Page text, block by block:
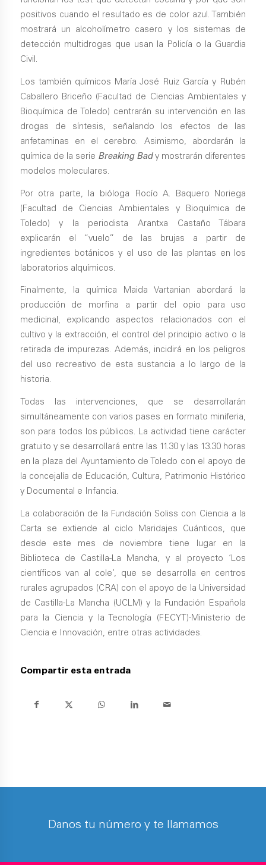
positivos cuando el resultado es de color azul. También
mostrará un alcoholímetro casero y los sistemas de
detección multidrogas que usan la Policía o la Guardia
Civil.
Los también químicos María José Ruiz García y Rubén
Caballero Briceño (Facultad de Ciencias Ambientales y
Bioquímica de Toledo) centrarán su intervención en las
drogas de síntesis, señalando los efectos de las
anfetaminas en el cerebro. Asimismo, abordarán la
química de la serie Breaking Bady mostrarán diferentes
modelos moleculares.
Por otra parte, la bióloga Rocío A. Baquero Noriega
(Facultad de Ciencias Ambientales y Bioquímica de
Toledo) y la periodista Arantxa Castaño Tábara
explicarán el “vuelo” de las brujas a partir de
ingredientes botánicos y el uso de las plantas en los
laboratorios alquímicos.
Finalmente, la química Maida Vartanian abordará la
producción de morfina a partir del opio para uso
medicinal, explicando aspectos relacionados con el
cultivo y la extracción, el control del principio activo o la
retirada de impurezas. Además, incidirá en los peligros
del uso recreativo de esta sustancia a lo largo de la
historia.
Todas las intervenciones, que se desarrollarán
simultáneamente con varios pases en formato miniferia,
son para todos los públicos. La actividad tiene carácter
gratuito y se desarrollará entre las 11.30 y las 13.30 horas
en la plaza del Ayuntamiento de Toledo con el apoyo de
la concejalía de Educación, Cultura, Patrimonio Histórico
y Documental e Infancia.
La colaboración de la Fundación Soliss con Ciencia a la
Carta se extiende al ciclo Maridajes Cuánticos, que
desde este mes de noviembre tiene lugar en la
Biblioteca de Castilla-La Mancha, y al proyecto ‘Los
científicos van al cole’, que se desarrolla en centros
rurales agrupados (CRA) con el apoyo de la Universidad
de Castilla-La Mancha (UCLM) y la Fundación Española
para la Ciencia y la Tecnología (FECYT)-Ministerio de
Ciencia e Innovación, entre otras actividades.
Compartir esta entrada
Danos tu número y te llamamos